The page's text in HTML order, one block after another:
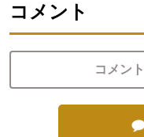
コメント
コメン